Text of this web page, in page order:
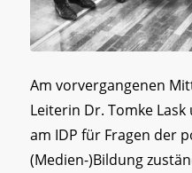
Am vorvergangenen
Leiterin Dr. Tomke
am IDP für Fragen der
(Medien-)Bildung